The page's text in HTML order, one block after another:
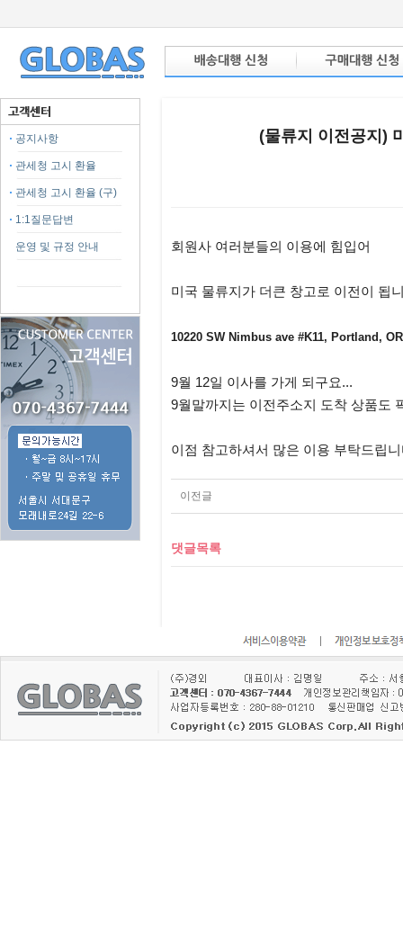
공지사항
관세청 고시 환율
관세청 고시 환율 (구)
1:1질문답변
운영 및 규정 안내
(물류지 이전공지)
회원사 여러분들의 이용에 힘입어
미국 물류지가 더큰 창고로 이전이 됩
10220 SW Nimbus ave #K11, Portland,
9월 12일 이사를 가게 되구요...
9월말까지는 이전주소지 도착 상품도
이점 참고하셔서 많은 이용 부탁드립
이전글
댓글목록